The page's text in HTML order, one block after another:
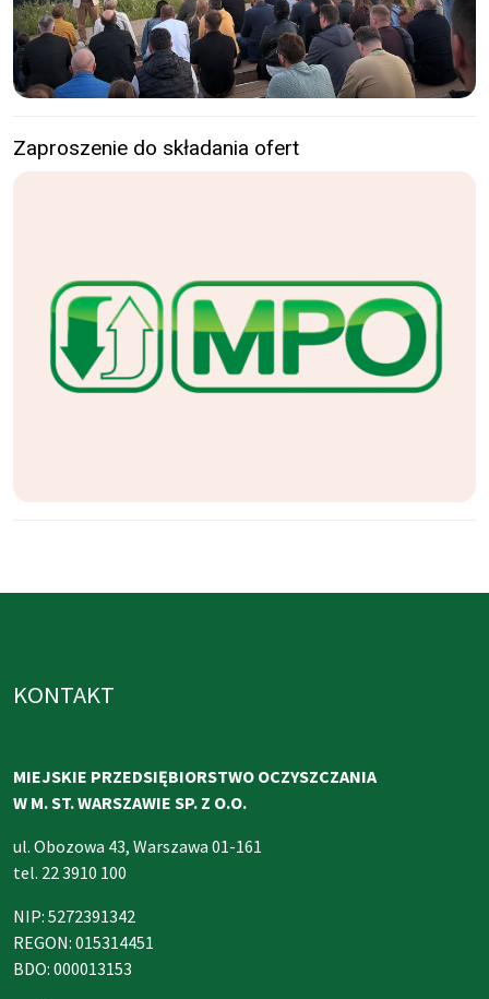
Zaproszenie do składania ofert
KONTAKT
MIEJSKIE PRZEDSIĘBIORSTWO OCZYSZCZANIA
W M. ST. WARSZAWIE SP. Z O.O.
ul. Obozowa 43, Warszawa 01-161
tel. 22 3910 100
NIP: 5272391342
REGON: 015314451
BDO: 000013153